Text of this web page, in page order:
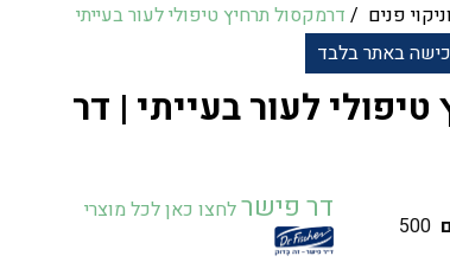
פנים / דרמקסול תרחיץ טיפולי לעור בעייתי
באתר בלבד
לעור בעייתי | דר
דר פישרלחצו כאן לכל מוצרי
500